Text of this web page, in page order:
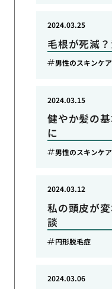
毛根が死滅
2024.03.25
男性のスキンケア
健やか髪の
に
2024.03.15
男性のスキンケア
私の頭皮が
談
2024.03.12
円形脱毛症
2024.03.06